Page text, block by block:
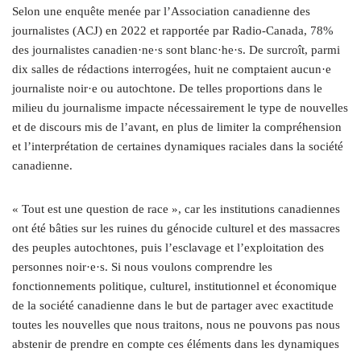
Selon une enquête menée par l’Association canadienne des
journalistes (ACJ) en 2022 et rapportée par Radio-Canada, 78%
des journalistes canadien·ne·s sont blanc·he·s. De surcroît, parmi
dix salles de rédactions interrogées, huit ne comptaient aucun·e
journaliste noir·e ou autochtone. De telles proportions dans le
milieu du journalisme impacte nécessairement le type de nouvelles
et de discours mis de l’avant, en plus de limiter la compréhension
et l’interprétation de certaines dynamiques raciales dans la société
canadienne.
« Tout est une question de race », car les institutions canadiennes
ont été bâties sur les ruines du génocide culturel et des massacres
des peuples autochtones, puis l’esclavage et l’exploitation des
personnes noir·e·s. Si nous voulons comprendre les
fonctionnements politique, culturel, institutionnel et économique
de la société canadienne dans le but de partager avec exactitude
toutes les nouvelles que nous traitons, nous ne pouvons pas nous
abstenir de prendre en compte ces éléments dans les dynamiques